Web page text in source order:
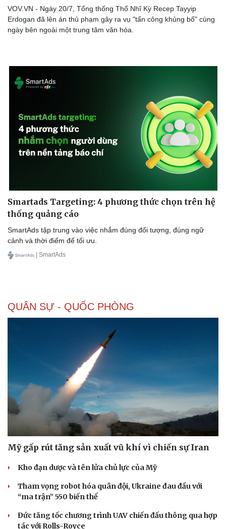
VOV.VN - Ngày 20/7, Tổng thống Thổ Nhĩ Kỳ Recep Tayyip
Erdogan đã lên án thủ phạm gây ra vụ "tấn công khủng bố" cùng
ngày bên ngoài một trung tâm văn hóa.
Smartads Targeting: 4 phương thức chọn trên hệ
thống quảng cáo
SmartAds tập trung vào việc nhắm đúng đối tượng, đúng ngữ
cảnh và thời điểm để tối ưu.
| SmartAds
QUÂN SỰ - QUỐC PHÒNG
Mỹ gấp rút tăng sản xuất vũ khí vì chiến sự Iran
Kho đạn dược và tên lửa chủ lực của Mỹ
Tham vọng robot hóa quân đội, Ukraine đau đầu với
“ma trận” 550 biến thể
Đức tăng tốc chương trình UAV chiến đấu thông qua hợp
tác với Rolls-Royce